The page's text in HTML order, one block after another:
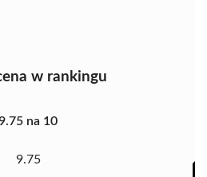
w rankingu
na 10
9.75